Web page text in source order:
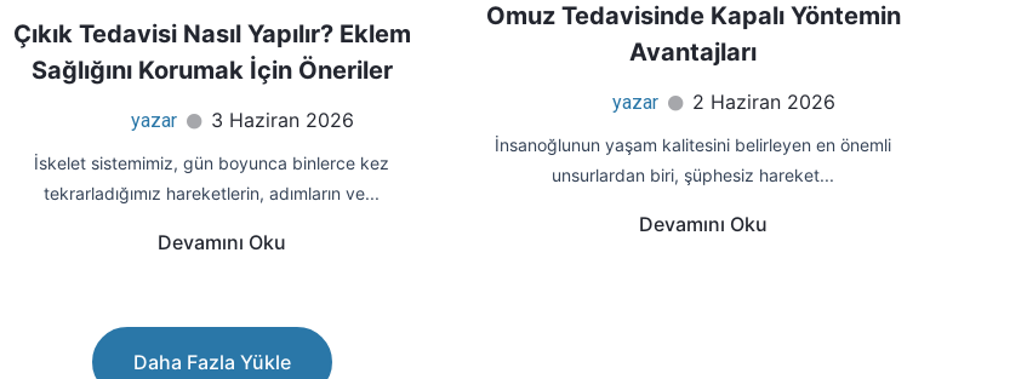
Çıkık Tedavisi Nasıl Yapılır? Eklem
Sağlığını Korumak İçin Öneriler
yazar 3 Haziran 2026
İskelet sistemimiz, gün boyunca binlerce kez
tekrarladığımız hareketlerin, adımların ve...
Devamını Oku
Omuz Tedavisinde Kapalı Yöntemin
Avantajları
yazar 2 Haziran 2026
İnsanoğlunun yaşam kalitesini belirleyen en önemli
unsurlardan biri, şüphesiz hareket...
Devamını Oku
Daha Fazla Yükle